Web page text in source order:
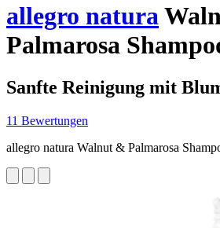
allegro natura
Palmarosa
Sanfte Reinigung mit
11 Bewertungen
allegro natura Walnut & Palmarosa